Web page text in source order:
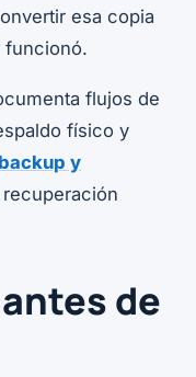
esa copia
funcionó.
flujos de
físico y
backup y
recuperación
de